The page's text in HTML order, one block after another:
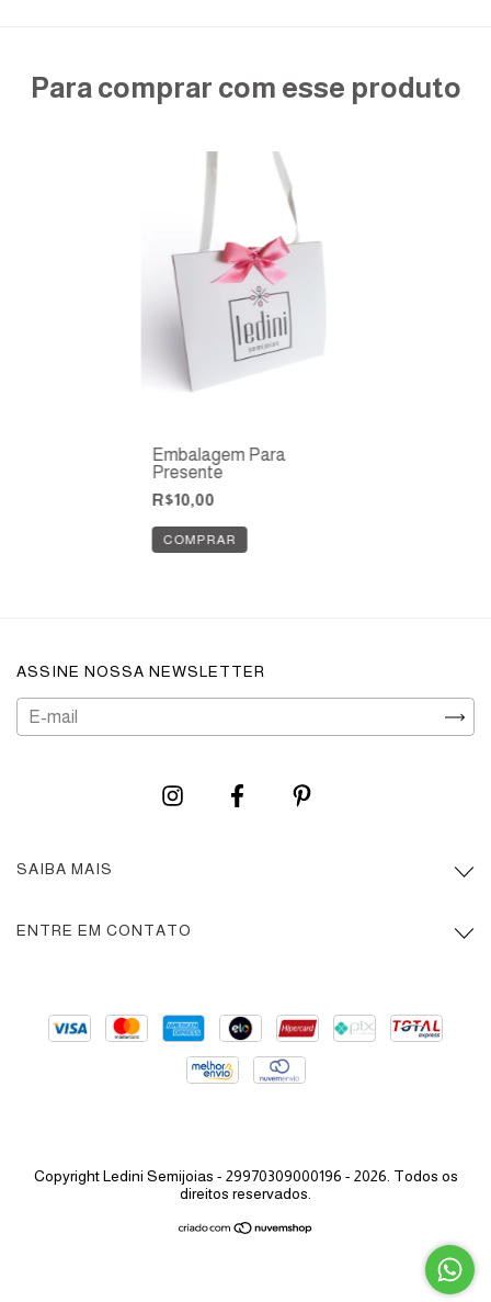
Para comprar com esse produto
Embalagem Para
Presente
R$10,00
ASSINE NOSSA NEWSLETTER
SAIBA MAIS
ENTRE EM CONTATO
Copyright Ledini Semijoias - 29970309000196 - 2026. Todos os
direitos reservados.